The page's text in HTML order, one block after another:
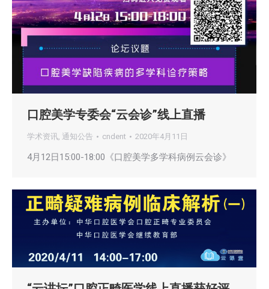
口腔美学专委会“云会诊”线上直播
学术资讯, 通知公告 cndent 2020年4月11日
4月12日15:00-18:00《口腔美学多学科病例云会诊》